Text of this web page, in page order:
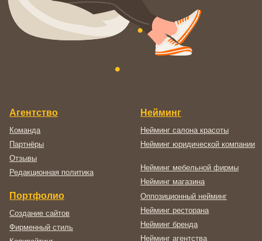
Политика конфиденциальности
, Digital-агентство Релкама. Все права защищены
Контакты
Блог